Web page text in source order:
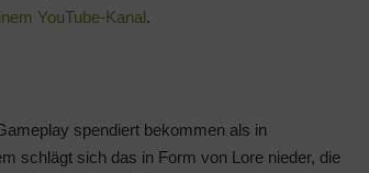
YouTube-Kanal.
spendiert bekommen als in
schlägt sich das in Form von Lore nieder, die